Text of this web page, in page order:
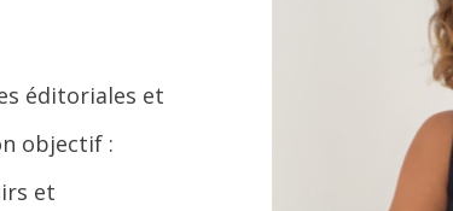
éditoriales et
objectif :
et